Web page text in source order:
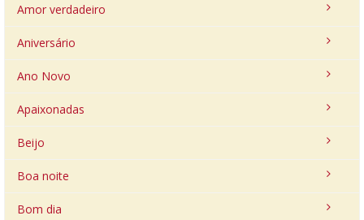
Amor verdadeiro
Aniversário
Ano Novo
Apaixonadas
Beijo
Boa noite
Bom dia